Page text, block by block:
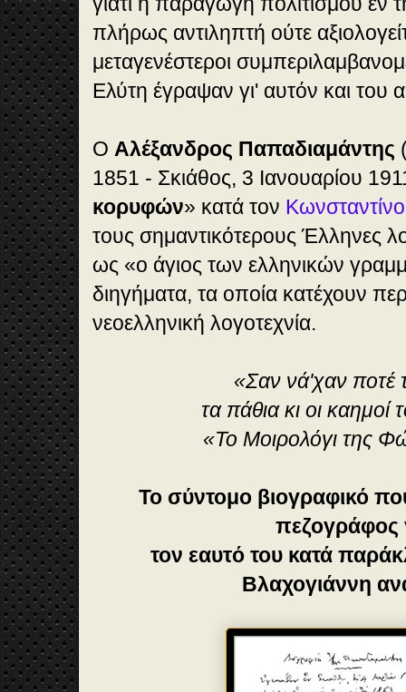
πλήρως αντιληπτή ούτε
μεταγενέστεροι
Ελύτη έγραψαν γι' αυτόν και
Ο Αλέξανδρος Παπαδιαμάντης
1851 - Σκιάθος, 3 Ιανουαρίου
κορυφών» κατά τον
τους σημαντικότερους Έλληνες
ως «ο άγιος των ελληνικών
διηγήματα, τα οποία κατέχουν
νεοελληνική λογοτεχνία.
«Σαν νά'χαν ποτέ
τα πάθια κι οι
«Το Μοιρολόγι της
Το σύντομο βιογραφικό
πεζογράφος
τον εαυτό του κατά
Βλαχογιάννη